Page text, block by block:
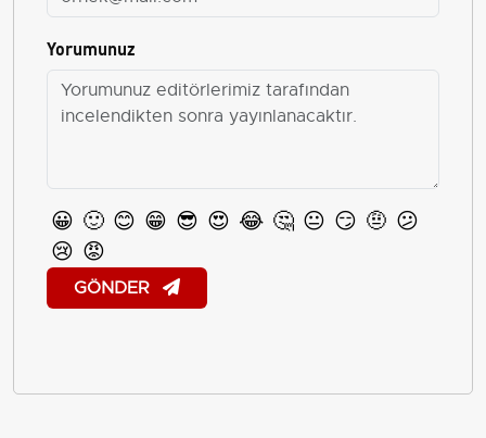
Yorumunuz
😀 🙂 😊 😁 😎 😍 😂 🤔 😐 😏 🤨 😕
😢 😡
GÖNDER